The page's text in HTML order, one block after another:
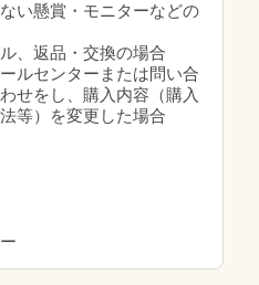
い懸賞・モニターなどの
、返品・交換の場合
ルセンターまたは問い合
せをし、購入内容（購入
等）を変更した場合